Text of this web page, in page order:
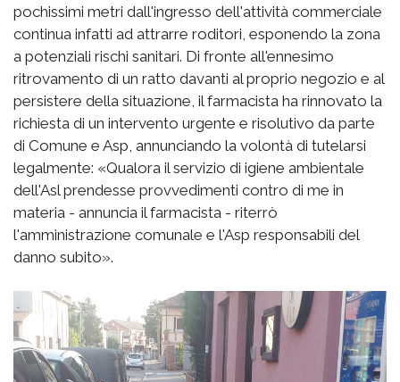
pochissimi metri dall'ingresso dell'attività commerciale
continua infatti ad attrarre roditori, esponendo la zona
a potenziali rischi sanitari. Di fronte all'ennesimo
ritrovamento di un ratto davanti al proprio negozio e al
persistere della situazione, il farmacista ha rinnovato la
richiesta di un intervento urgente e risolutivo da parte
di Comune e Asp, annunciando la volontà di tutelarsi
legalmente: «Qualora il servizio di igiene ambientale
dell'Asl prendesse provvedimenti contro di me in
materia - annuncia il farmacista - riterrò
l'amministrazione comunale e l'Asp responsabili del
danno subito».